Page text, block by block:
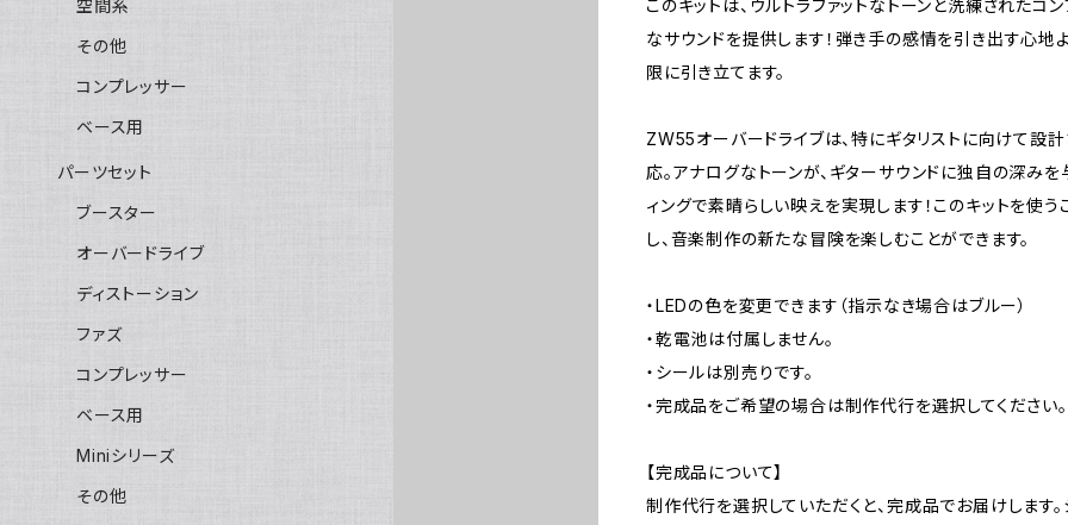
このキットは、ウルトラファットなトーンと洗練されたコ
なサウンドを提供します！弾き手の感情を引き出す心地
限に引き立てます。
ZW55オーバードライブは、特にギタリストに向けて設
応。アナログなトーンが、ギターサウンドに独自の深み
ィングで素晴らしい映えを実現します！このキットを使
し、音楽制作の新たな冒険を楽しむことができます。
・LEDの色を変更できます（指示なき場合はブルー）
・乾電池は付属しません。
・シールは別売りです。
・完成品をご希望の場合は制作代行を選択してください。
【完成品について】
制作代行を選択していただくと、完成品でお届けします
空間系
その他
コンプレッサー
ベース用
パーツセット
ブースター
オーバードライブ
ディストーション
ファズ
コンプレッサー
ベース用
Miniシリーズ
その他